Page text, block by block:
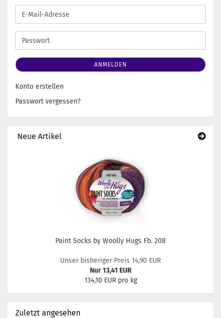
E-
Mail-
Adresse
Passwort
ANMELDEN
Konto erstellen
Passwort vergessen?
Neue Artikel
Paint Socks by Woolly Hugs Fb. 208
Unser bisheriger Preis 14,90 EUR
Nur 13,41 EUR
134,10 EUR pro kg
Zuletzt angesehen